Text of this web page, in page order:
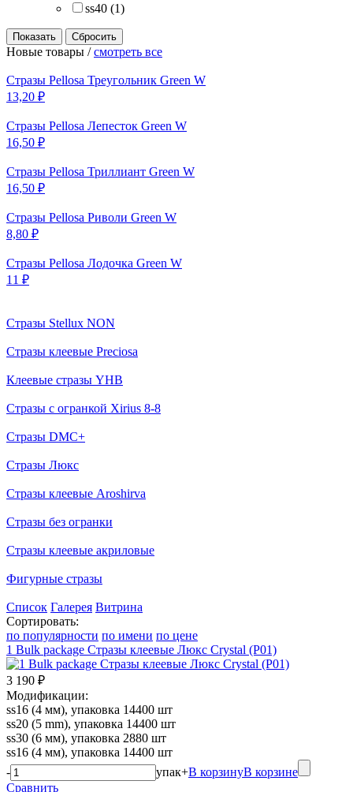
ss40 (1)
Новые товары /смотреть все
Стразы Pellosa Треугольник Green W
13,20 ₽
Стразы Pellosa Лепесток Green W
16,50 ₽
Стразы Pellosa Триллиант Green W
16,50 ₽
Стразы Pellosa Риволи Green W
8,80 ₽
Стразы Pellosa Лодочка Green W
11 ₽
Стразы Stellux NON
Стразы клеевые Preciosa
Клеевые стразы YHB
Стразы с огранкой Xirius 8-8
Стразы DMC+
Стразы Люкс
Стразы клеевые Aroshirva
Стразы без огранки
Стразы клеевые акриловые
Фигурные стразы
Список Галерея Витрина
Сортировать:
по популярности по имени по цене
1 Bulk package Стразы клеевые Люкс Crystal (P01)
3 190 ₽
Модификации:
ss16 (4 мм), упаковка 14400 шт
ss20 (5 mm), упаковка 14400 шт
ss30 (6 мм), упаковка 2880 шт
ss16 (4 мм), упаковка 14400 шт
-
упак+В корзинуВ корзине
Сравнить